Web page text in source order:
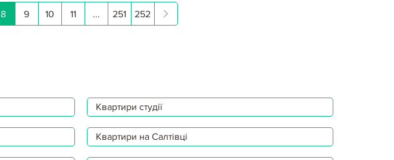
8 9 10 11 ... 251 252
Квартири студії
Квартири на Салтівці